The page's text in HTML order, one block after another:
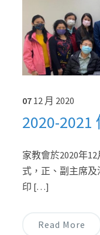
07 12 月 2020
2020-
家教會於2020年
式，正、副主席
印 […]
Read More